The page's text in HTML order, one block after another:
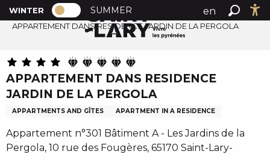
A
l
r
a
u
c
n
PAGE D’ACCUEIL ACTUELLE HIVER : PASSER EN
WINTER PAGE D’ACCUEIL ACTUELLE HIVER :
SUMMER
en
Search
Home
APPARTEMENT DANS RESIDENCE JARDIN DE LA PERGOLA
APPARTEMENT DANS RESIDENCE
JARDIN DE LA PERGOLA
APPARTMENTS AND GÎTES APARTMENT IN A RESIDENCE
Appartement n°301 Bâtiment A - Les Jardins de la
Pergola, 10 rue des Fougères, 65170 Saint-Lary-